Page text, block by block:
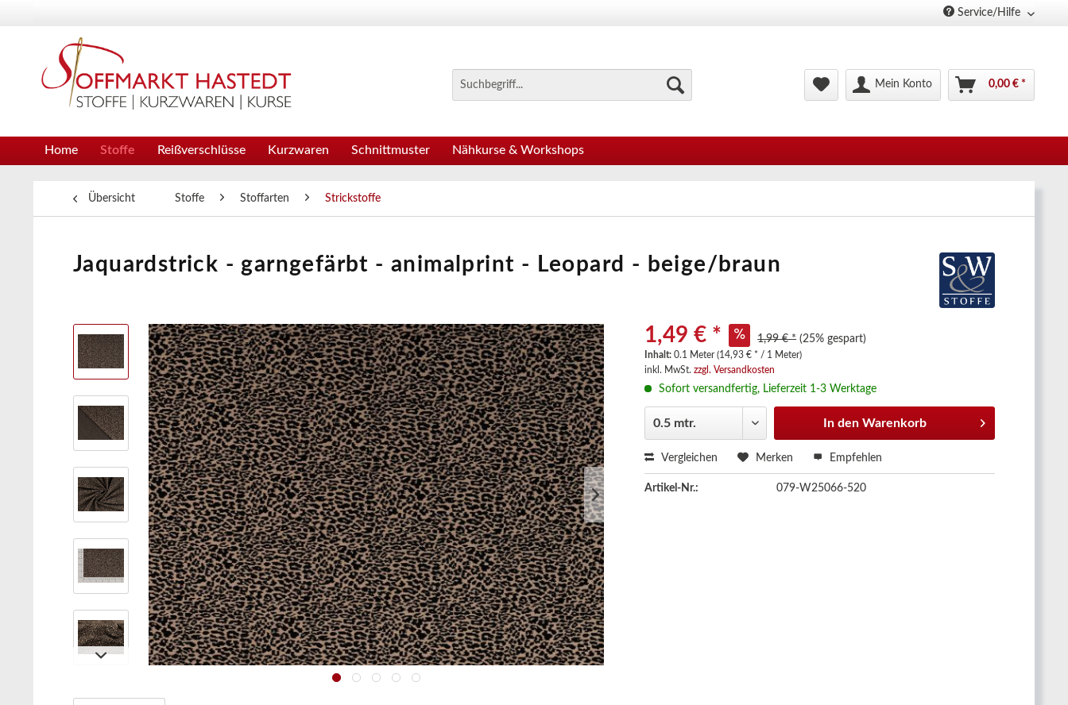
Service/Hilfe
Mein Konto 0,00 € *
Home Stoffe Reißverschlüsse Kurzwaren Schnittmuster Nähkurse & Workshops
Übersicht Stoffe Stoffarten Strickstoffe
Jaquardstrick - garngefärbt - animalprint - Leopard - beige/braun
1,49 € * 1,99 € * (25% gespart)
Inhalt:0.1 Meter (14,93 € * / 1 Meter)
inkl. MwSt.zzgl. Versandkosten
Sofort versandfertig, Lieferzeit 1-3 Werktage
In den Warenkorb
Vergleichen Merken Empfehlen
Artikel-Nr.: 079-W25066-520